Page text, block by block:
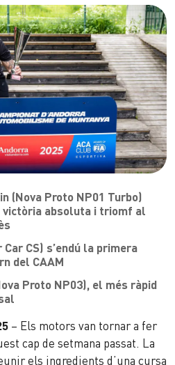
(Nova Proto NP01 Turbo)
absoluta i triomf al
CS) s’endú la primera
del CAAM
Proto NP03), el més ràpid
– Els motors van tornar a fer
cap de setmana passat. La
els ingredients d’una cursa